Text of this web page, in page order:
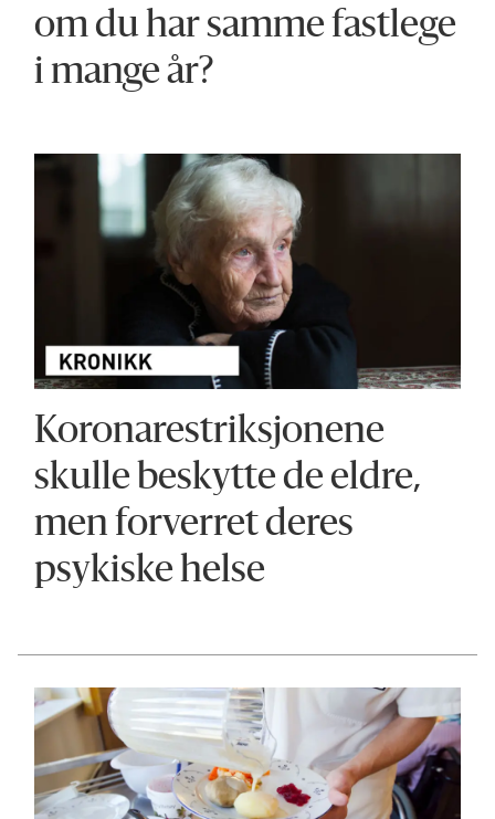
om du har samme fastlege
i mange år?
Koronarestriksjonene
skulle beskytte de eldre,
men forverret deres
psykiske helse